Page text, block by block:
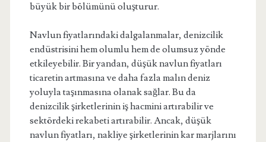
büyük bir bölümünü oluşturur.
Navlun fiyatlarındaki dalgalanmalar, denizcilik
endüstrisini hem olumlu hem de olumsuz yönde
etkileyebilir. Bir yandan, düşük navlun fiyatları
ticaretin artmasına ve daha fazla malın deniz
yoluyla taşınmasına olanak sağlar. Bu da
denizcilik şirketlerinin iş hacmini artırabilir ve
sektördeki rekabeti artırabilir. Ancak, düşük
navlun fiyatları, nakliye şirketlerinin kar marjlarını